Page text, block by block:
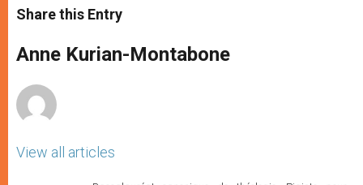
t
s
p
p
s
e
g
e
e
b
o
k
r
Share this Entry
Anne Kurian-Montabone
View all articles